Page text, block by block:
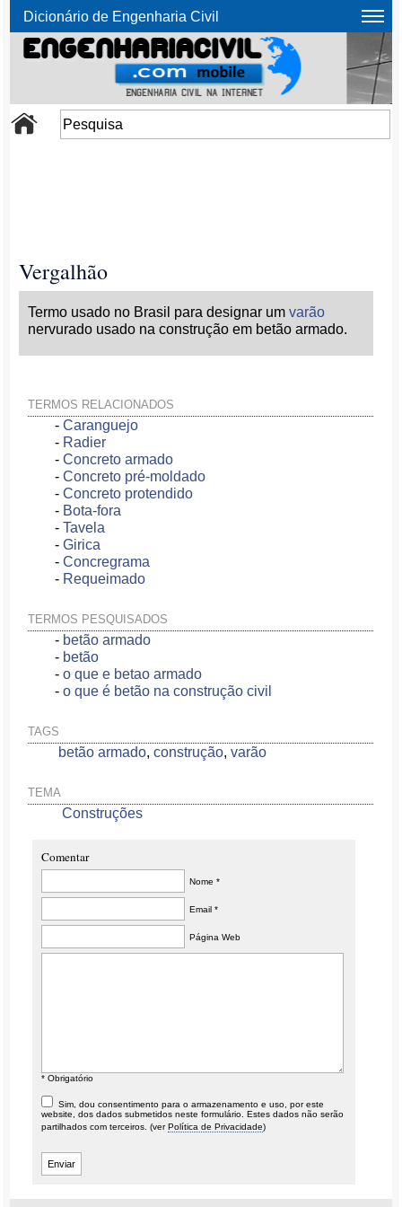
Dicionário de Engenharia Civil
Vergalhão
Termo usado no Brasil para designar umvarão
nervurado usado na construção em betão armado.
TERMOS RELACIONADOS
-Caranguejo
- Radier
-Concreto armado
-Concreto pré-moldado
-Concreto protendido
- Bota-fora
-Tavela
-Girica
-Concregrama
- Requeimado
TERMOS PESQUISADOS
- betão armado
- betão
-o que e betao armado
-o que é betão na construção civil
TAGS
betão armado,construção,varão
TEMA
Construções
Comentar
Nome *
Email *
Página Web
* Obrigatório
Sim, dou consentimento para o armazenamento e uso, por este
website, dos dados submetidos neste formulário. Estes dados não serão
partilhados com terceiros. (verPolítica de Privacidade)